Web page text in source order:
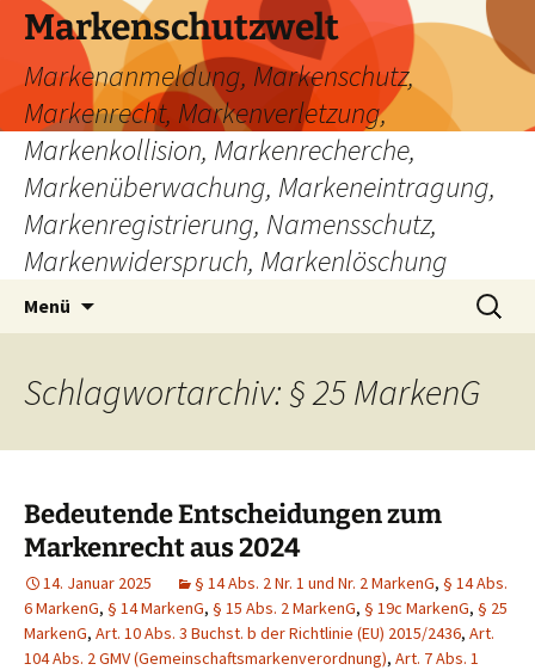
Zum
Inhalt
springen
Markenschutzwelt
Markenanmeldung, Markenschutz,
Markenrecht, Markenverletzung,
Markenkollision, Markenrecherche,
Markenüberwachung, Markeneintragung,
Markenregistrierung, Namensschutz,
Markenwiderspruch, Markenlöschung
Menü
Suchen
nach:
Schlagwortarchiv: § 25 MarkenG
Bedeutende Entscheidungen zum
Markenrecht aus 2024
14. Januar 2025 § 14 Abs. 2 Nr. 1 und Nr. 2 MarkenG, § 14 Abs.
6 MarkenG, § 14 MarkenG, § 15 Abs. 2 MarkenG, § 19c MarkenG, § 25
MarkenG, Art. 10 Abs. 3 Buchst. b der Richtlinie (EU) 2015/2436, Art.
104 Abs. 2 GMV (Gemeinschaftsmarkenverordnung), Art. 7 Abs. 1